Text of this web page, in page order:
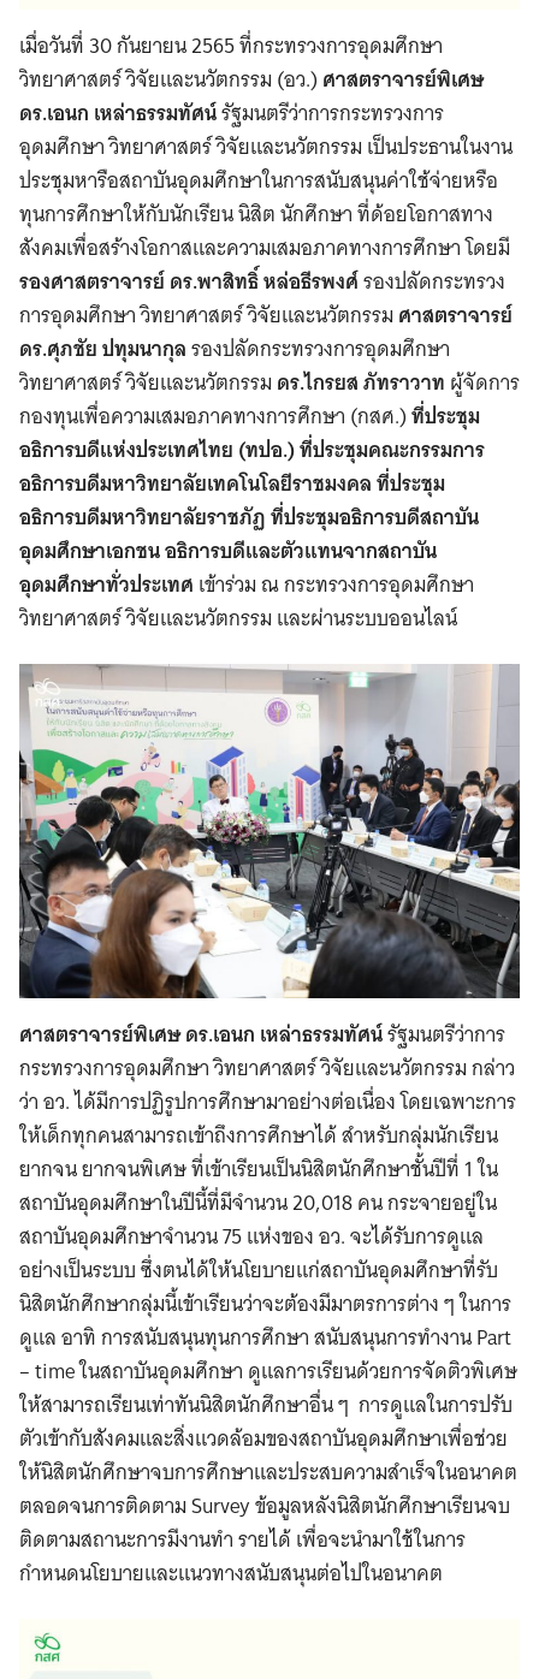
เมื่อวันที่ 30 กันยายน 2565 ที่กระทรวงการอุดมศึกษา
วิทยาศาสตร์ วิจัยและนวัตกรรม (อว.) ศาสตราจารย์พิเศษ
ดร.เอนก เหล่าธรรมทัศน์รัฐมนตรีว่าการกระทรวงการ
อุดมศึกษา วิทยาศาสตร์ วิจัยและนวัตกรรม เป็นประธานในงาน
ประชุมหารือสถาบันอุดมศึกษาในการสนับสนุนค่าใช้จ่ายหรือ
ทุนการศึกษาให้กับนักเรียน นิสิต นักศึกษา ที่ด้อยโอกาสทาง
สังคมเพื่อสร้างโอกาสและความเสมอภาคทางการศึกษา โดยมี
รองศาสตราจารย์ ดร.พาสิทธิ์ หล่อธีรพงศ์รองปลัดกระทรวง
การอุดมศึกษา วิทยาศาสตร์ วิจัยและนวัตกรรม ศาสตราจารย์
ดร.ศุภชัย ปทุมนากุลรองปลัดกระทรวงการอุดมศึกษา
วิทยาศาสตร์ วิจัยและนวัตกรรม ดร.ไกรยส ภัทราวาท ผู้จัดการ
กองทุนเพื่อความเสมอภาคทางการศึกษา (กสศ.)ที่ประชุม
อธิการบดีแห่งประเทศไทย (ทปอ.) ที่ประชุมคณะกรรมการ
อธิการบดีมหาวิทยาลัยเทคโนโลยีราชมงคล ที่ประชุม
อธิการบดีมหาวิทยาลัยราชภัฏ ที่ประชุมอธิการบดีสถาบัน
อุดมศึกษาเอกชน อธิการบดีและตัวแทนจากสถาบัน
อุดมศึกษาทั่วประเทศ เข้าร่วม ณ กระทรวงการอุดมศึกษา
วิทยาศาสตร์ วิจัยและนวัตกรรม และผ่านระบบออนไลน์
ศาสตราจารย์พิเศษ ดร.เอนก เหล่าธรรมทัศน์รัฐมนตรีว่าการ
กระทรวงการอุดมศึกษา วิทยาศาสตร์ วิจัยและนวัตกรรม กล่าว
ว่า อว. ได้มีการปฏิรูปการศึกษามาอย่างต่อเนื่อง โดยเฉพาะการ
ให้เด็กทุกคนสามารถเข้าถึงการศึกษาได้ สำหรับกลุ่มนักเรียน
ยากจน ยากจนพิเศษ ที่เข้าเรียนเป็นนิสิตนักศึกษาชั้นปีที่ 1 ใน
สถาบันอุดมศึกษาในปีนี้ที่มีจำนวน 20,018 คน กระจายอยู่ใน
สถาบันอุดมศึกษาจำนวน 75 แห่งของ อว. จะได้รับการดูแล
อย่างเป็นระบบ ซึ่งตนได้ให้นโยบายแก่สถาบันอุดมศึกษาที่รับ
นิสิตนักศึกษากลุ่มนี้เข้าเรียนว่าจะต้องมีมาตรการต่าง ๆ ในการ
ดูแล อาทิ การสนับสนุนทุนการศึกษา สนับสนุนการทำงาน Part
– time ในสถาบันอุดมศึกษา ดูแลการเรียนด้วยการจัดติวพิเศษ
ให้สามารถเรียนเท่าทันนิสิตนักศึกษาอื่น ๆ การดูแลในการปรับ
ตัวเข้ากับสังคมและสิ่งแวดล้อมของสถาบันอุดมศึกษาเพื่อช่วย
ให้นิสิตนักศึกษาจบการศึกษาและประสบความสำเร็จในอนาคต
ตลอดจนการติดตาม Survey ข้อมูลหลังนิสิตนักศึกษาเรียนจบ
ติดตามสถานะการมีงานทำ รายได้ เพื่อจะนำมาใช้ในการ
กำหนดนโยบายและแนวทางสนับสนุนต่อไปในอนาคต